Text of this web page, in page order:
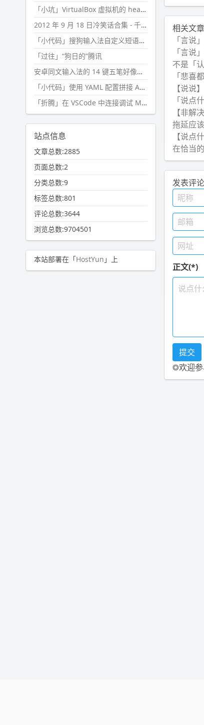
相关文章
「言说
「言说
不是「
「悲喜
【说说
「说点
【非解
拖延应
【说点
在恰当
发表评
正文(*)
◎欢迎参
「小坑」VirtualBox 虚拟机的 headless 启动方式
2012 年 9 月 18 日冷笑话合集 - 千万别惹女人
「小代码」搜狗输入法自定义短语分片管理「Python」
「过往」“狗日的”腾讯
安卓同文输入法的 14 键五笔好像终于能用了?
「小代码」使用 YAML 配置拼接 AI 提示词，随机及条件语句
「折腾」在 VSCode 中连接调试 Microsoft Edge
站点信息
文章总数:2885
页面总数:2
分类总数:9
标签总数:801
评论总数:3644
浏览总数:9704501
本站部署在「HostYun 」上